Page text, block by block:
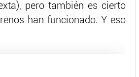
pero también es cierto
han funcionado. Y eso